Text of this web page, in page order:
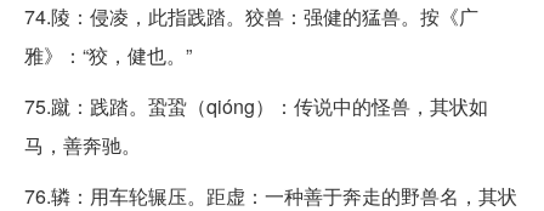
74.陵：侵凌，此指践踏。狡兽：强健的猛兽。按《广
雅》：“狡，健也。”
75.蹴：践踏。蛩蛩（qióng）：传说中的怪兽，其状如
马，善奔驰。
76.辚：用车轮辗压。距虚：一种善于奔走的野兽名，其状